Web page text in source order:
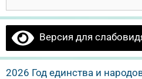
Версия для
2026 Год единства и